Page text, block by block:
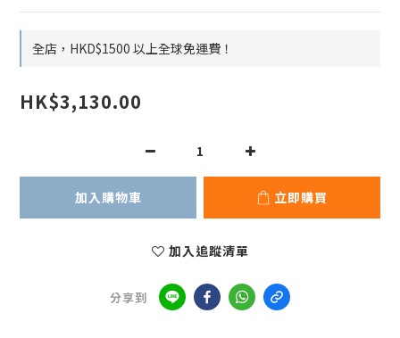
全店，HKD$1500 以上全球免運費！
HK$3,130.00
加入購物車 立即購買
加入追蹤清單
分享到